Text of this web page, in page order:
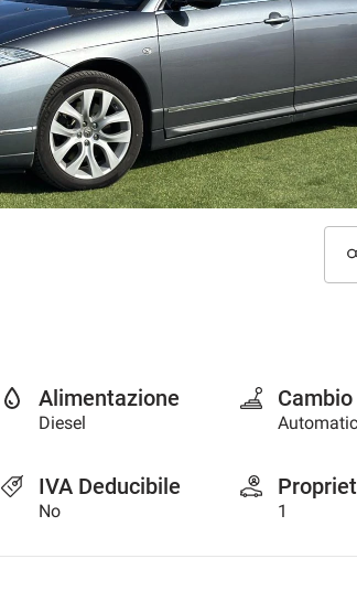
Alimentazione
Diesel
Cambio
IVA Deducibile
No 1